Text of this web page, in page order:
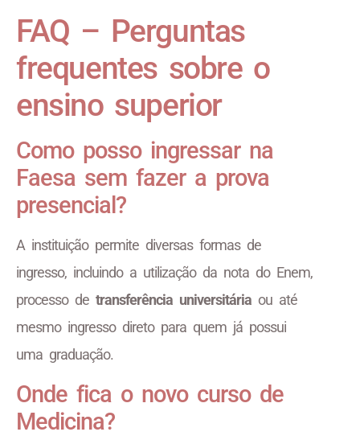
FAQ – Perguntas
frequentes sobre o
ensino superior
Como posso ingressar na
Faesa sem fazer a prova
presencial?
A instituição permite diversas formas de
ingresso, incluindo a utilização da nota do Enem,
processo de transferência universitária ou até
mesmo ingresso direto para quem já possui
uma graduação.
Onde fica o novo curso de
Medicina?